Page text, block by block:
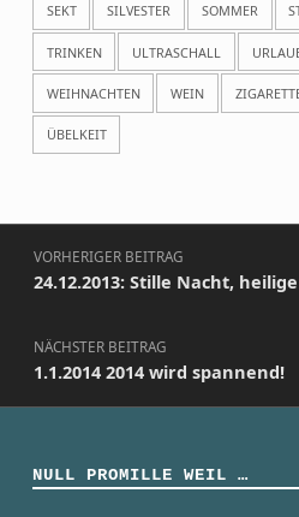
SEKT SILVESTER SOMMER
TRINKEN ULTRASCHALL
WEIHNACHTEN WEIN
ÜBELKEIT
Beitragsnavigation
VORHERIGER BEITRAG
24.12.2013: Stille Nacht,
NÄCHSTER BEITRAG
1.1.2014 2014 wird spannend!
NULL PROMILLE WEIL …